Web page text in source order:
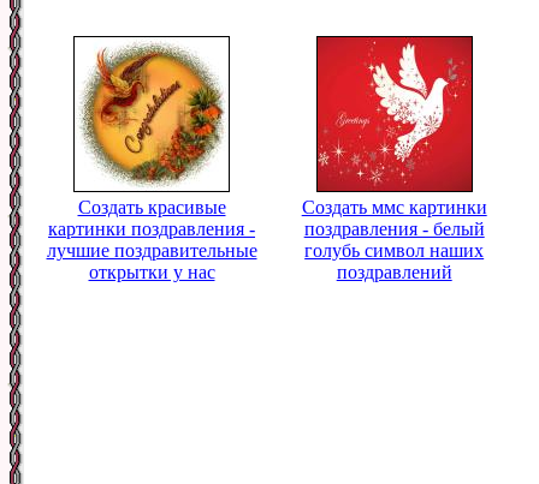
Создать красивые
картинки поздравления -
лучшие поздравительные
открытки у нас
Создать ммс картинки
поздравления - белый
голубь символ наших
поздравлений